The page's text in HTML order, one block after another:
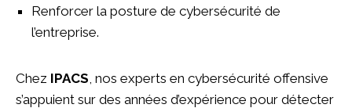
Renforcer la posture de cybersécurité de
l’entreprise.
Chez IPACS , nos experts en cybersécurité offensive
s’appuient sur des années d’expérience pour détecter